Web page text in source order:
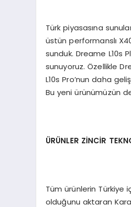
Türk piyasasına
üstün performanslı
sunduk. Dreame L10s
sunuyoruz. Özellikle
L10s Pro’nun daha
Bu yeni ürünümüzün
ÜRÜNLER ZİNCİR
Tüm ürünlerin Türkiye
olduğunu aktaran